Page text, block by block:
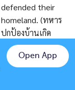
defended their
homeland. (ทหาร
ปกป้องบ้านเกิด
อย่างกล้าหาญ)
• The meeting
Chat on LINE
Open App